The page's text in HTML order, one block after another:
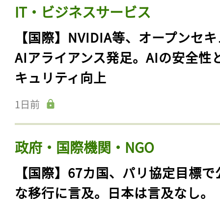
IT・ビジネスサービス
【国際】NVIDIA等、オープンセ
AIアライアンス発足。AIの安全性
キュリティ向上
1日前
政府・国際機関・NGO
【国際】67カ国、パリ協定目標で
な移行に言及。日本は言及なし。